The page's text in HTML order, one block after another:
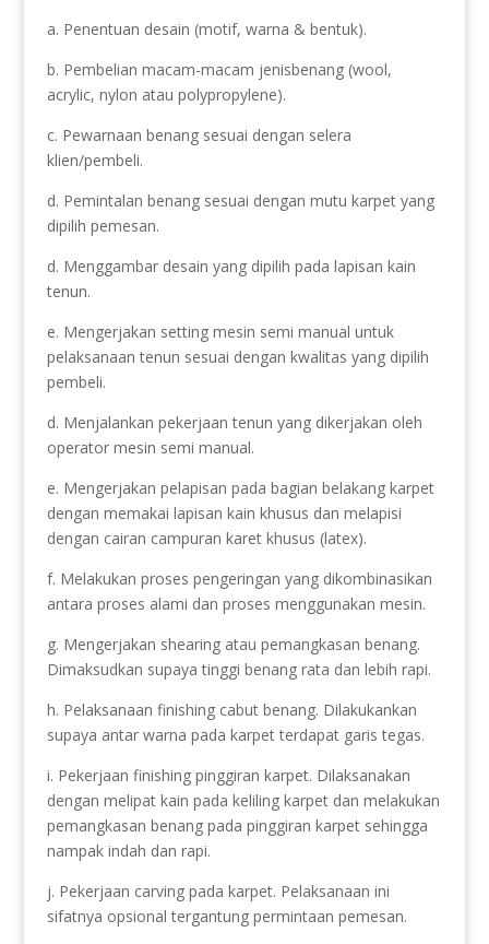
a. Penentuan desain (motif, warna & bentuk).
b. Pembelian macam-macam jenisbenang (wool,
acrylic, nylon atau polypropylene).
c. Pewarnaan benang sesuai dengan selera
klien/pembeli.
d. Pemintalan benang sesuai dengan mutu karpet yang
dipilih pemesan.
d. Menggambar desain yang dipilih pada lapisan kain
tenun.
e. Mengerjakan setting mesin semi manual untuk
pelaksanaan tenun sesuai dengan kwalitas yang dipilih
pembeli.
d. Menjalankan pekerjaan tenun yang dikerjakan oleh
operator mesin semi manual.
e. Mengerjakan pelapisan pada bagian belakang karpet
dengan memakai lapisan kain khusus dan melapisi
dengan cairan campuran karet khusus (latex).
f. Melakukan proses pengeringan yang dikombinasikan
antara proses alami dan proses menggunakan mesin.
g. Mengerjakan shearing atau pemangkasan benang.
Dimaksudkan supaya tinggi benang rata dan lebih rapi.
h. Pelaksanaan finishing cabut benang. Dilakukankan
supaya antar warna pada karpet terdapat garis tegas.
i. Pekerjaan finishing pinggiran karpet. Dilaksanakan
dengan melipat kain pada keliling karpet dan melakukan
pemangkasan benang pada pinggiran karpet sehingga
nampak indah dan rapi.
j. Pekerjaan carving pada karpet. Pelaksanaan ini
sifatnya opsional tergantung permintaan pemesan.